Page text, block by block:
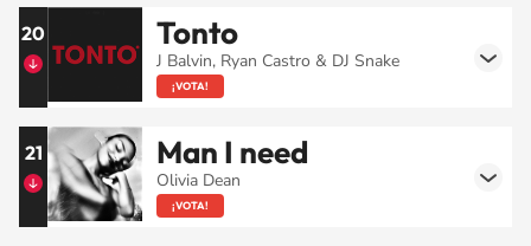
20 Tonto
J Balvin, Ryan Castro & DJ Snake
¡VOTA!
21 Man I need
Olivia Dean
¡VOTA!